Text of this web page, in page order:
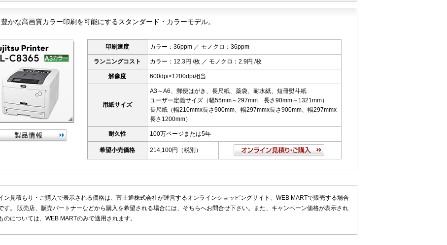
かな高画質カラー印刷を可能にするスタンダード・カラーモデル。
印刷速度 カラー：36ppm ／ モノクロ：36ppm
ランニングコスト カラー：12.3円 /枚 ／ モノクロ：2.9円 /枚
解像度 600dpi×1200dpi相当
用紙サイズ
A3～A6、郵便はがき、長尺紙、薬袋、耐水紙、短冊熨斗紙
ユーザー定義サイズ（幅55mm～297mm 長さ90mm～1321mm）
長尺紙（幅210mmx長さ900mm、幅297mmx長さ900mm、幅297mmx
長さ1200mm）
耐久性 100万ページまたは5年
希望小売価格 214,100円（税別）
ン見積もり・ご購入で表示される価格は、富士通株式会社が運営するオンラインショッピングサイト、WEB MARTで販売する場合
す。 販売店、販売パートナーなどから購入を希望される場合には、そちらへお問合せ下さい。また、キャンペーン価格が表示され
のについては、WEB MARTのみで適用されます。